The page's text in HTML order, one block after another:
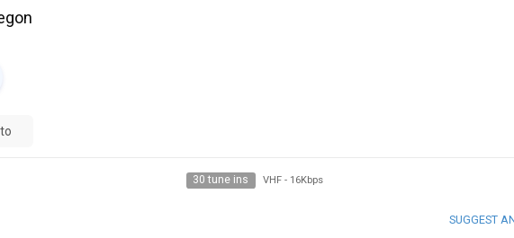
30 tune ins VHF - 16Kbps
SUGGEST